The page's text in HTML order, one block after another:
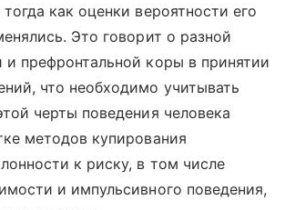
как оценки вероятности его
Это говорит о разной
и префронтальной коры в принятии
что необходимо учитывать
черты поведения человека
методов купирования
к риску, в том числе
и импульсивного поведения,